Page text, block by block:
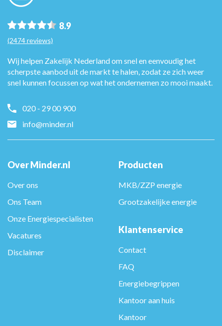
8.9
(2474 reviews)
Wij helpen Zakelijk Nederland om snel en eenvoudig het
scherpste aanbod uit de markt te halen, zodat ze zich weer
snel kunnen focussen op wat het ondernemen zo mooi maakt.
020 - 29 00 900
info@minder.nl
Over Minder.nl
Over ons
Ons Team
Onze Energiespecialisten
Vacatures
Disclaimer
Producten
MKB/ZZP energie
Grootzakelijke energie
Klantenservice
Contact
FAQ
Energiebegrippen
Kantoor aan huis
Kantoor